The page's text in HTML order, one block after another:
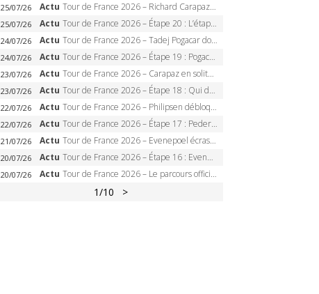
25/07/26 Actu Tour de France 2026 – Richard Carapaz roi des Alpes, doublé et maillot à pois, Seixas perd le podium
25/07/26 Actu Tour de France 2026 – Étape 20 : L’étape reine, Galibier, Sarenne, Alpe d’Huez, qui succédera à Pogacar ?
24/07/26 Actu Tour de France 2026 – Tadej Pogacar dompte l’Alpe d’Huez, 5e victoire, record de Pantani pulvérisé
24/07/26 Actu Tour de France 2026 – Étape 19 : Pogacar peut-il enfin dompter l’Alpe d’Huez ?
23/07/26 Actu Tour de France 2026 – Carapaz en solitaire à Orcières-Merlette, Paret-Peintre à un point du maillot à pois
23/07/26 Actu Tour de France 2026 – Étape 18 : Qui domptera Orcières-Merlette, première marche vers l’Alpe d’Huez ?
22/07/26 Actu Tour de France 2026 – Philipsen débloque son compteur à Voiron, Pedersen en danger pour le maillot vert
22/07/26 Actu Tour de France 2026 – Étape 17 : Pedersen peut-il verrouiller le maillot vert à Voiron ?
21/07/26 Actu Tour de France 2026 – Evenepoel écrase le chrono d’Évian, Seixas 4e, Lipowitz abandonne
20/07/26 Actu Tour de France 2026 – Étape 16 : Evenepoel, Pogacar, Ganna… qui domptera le chrono d’Évian pour redessiner le podium ?
20/07/26 Actu Tour de France 2026 – Le parcours officiel complet : 21 étapes, profils, carte et dates
1/10 >